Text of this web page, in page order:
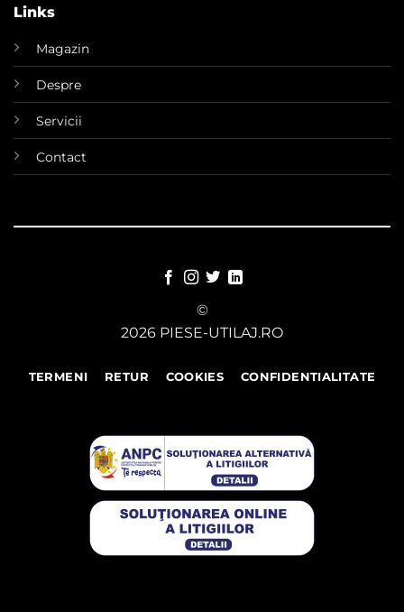
Links
Magazin
Despre
Servicii
Contact
©
2026 PIESE-UTILAJ.RO
TERMENI RETUR COOKIES CONFIDENTIALITATE